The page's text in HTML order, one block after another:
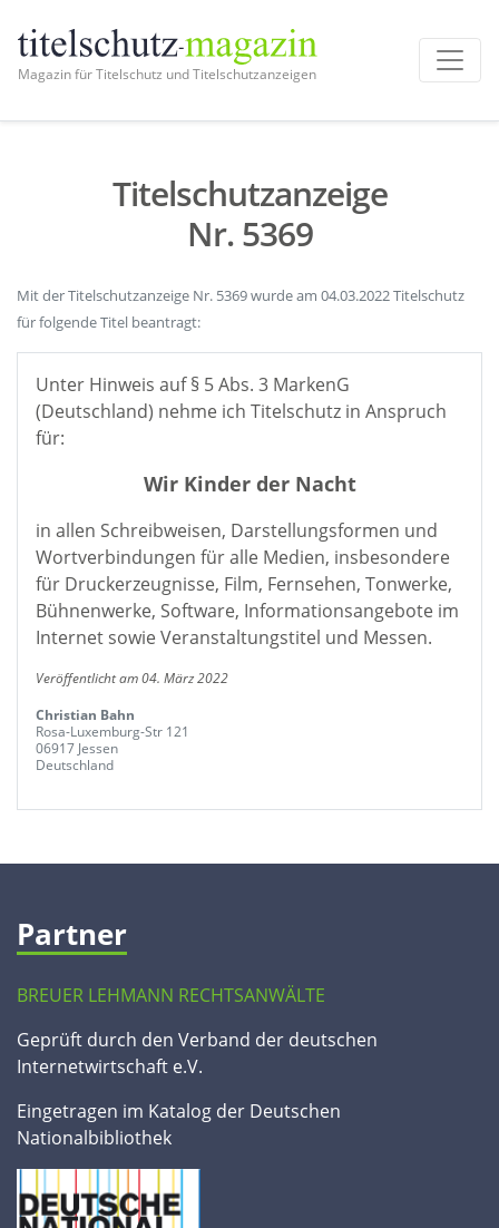
Magazin für Titelschutz und Titelschutzanzeigen
Titelschutzanzeige
Nr. 5369
Mit der Titelschutzanzeige Nr. 5369 wurde am 04.03.2022 Titelschutz
für folgende Titel beantragt:
Unter Hinweis auf § 5 Abs. 3 MarkenG
(Deutschland) nehme ich Titelschutz in Anspruch
für:
Wir Kinder der Nacht
in allen Schreibweisen, Darstellungsformen und
Wortverbindungen für alle Medien, insbesondere
für Druckerzeugnisse, Film, Fernsehen, Tonwerke,
Bühnenwerke, Software, Informationsangebote im
Internet sowie Veranstaltungstitel und Messen.
Veröffentlicht am 04. März 2022
Christian Bahn
Rosa-Luxemburg-Str 121
06917 Jessen
Deutschland
Partner
BREUER LEHMANN RECHTSANWÄLTE
Geprüft durch den Verband der deutschen
Internetwirtschaft e.V.
Eingetragen im Katalog der Deutschen
Nationalbibliothek